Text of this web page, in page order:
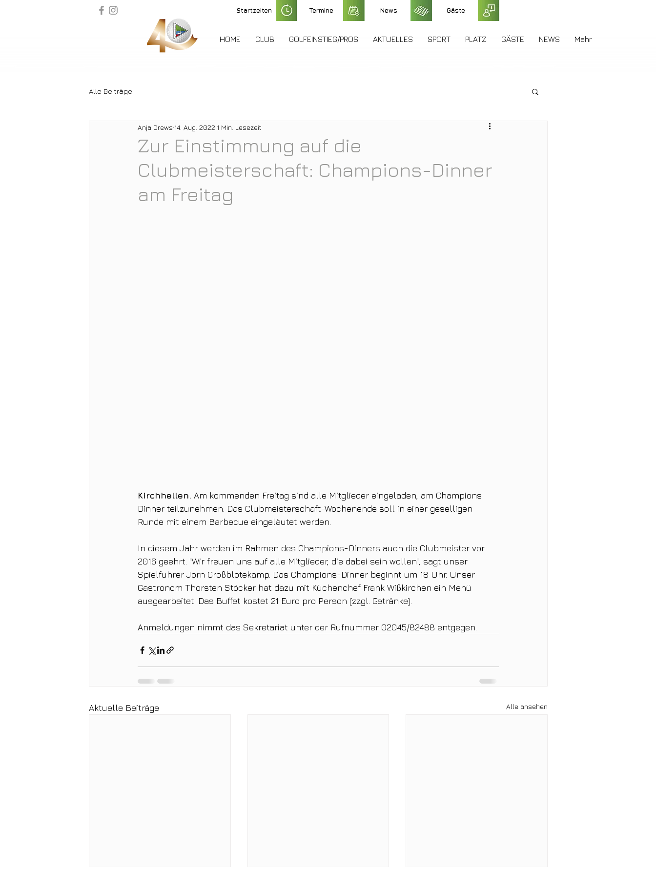
Startzeiten Termine News Gäste
HOME CLUB GOLFEINSTIEG/PROS AKTUELLES SPORT PLATZ GÄSTE NEWS Mehr
Alle Beiträge
Zur Einstimmung auf die
Clubmeisterschaft: Champions-Dinner
am Freitag
Anja Drews 14. Aug. 2022 1 Min. Lesezeit
Kirchhellen. Am kommenden Freitag sind alle Mitglieder eingeladen, am Champions
Dinner teilzunehmen. Das Clubmeisterschaft-Wochenende soll in einer geselligen
Runde mit einem Barbecue eingeläutet werden.
In diesem Jahr werden im Rahmen des Champions-Dinners auch die Clubmeister vor
2016 geehrt. "Wir freuen uns auf alle Mitglieder, die dabei sein wollen", sagt unser
Spielführer Jörn Großblotekamp. Das Champions-Dinner beginnt um 18 Uhr. Unser
Gastronom Thorsten Stöcker hat dazu mit Küchenchef Frank Wißkirchen ein Menü
ausgearbeitet. Das Buffet kostet 21 Euro pro Person (zzgl. Getränke).
Anmeldungen nimmt das Sekretariat unter der Rufnummer 02045/82488 entgegen.
Aktuelle Beiträge Alle ansehen